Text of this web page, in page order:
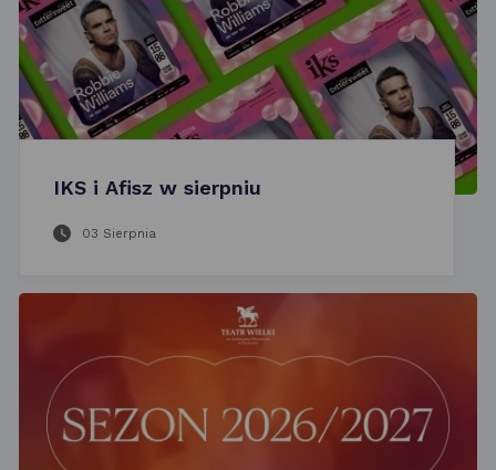
IKS i Afisz w sierpniu
03 Sierpnia